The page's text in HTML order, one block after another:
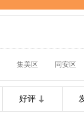
集美区 同安区
好评